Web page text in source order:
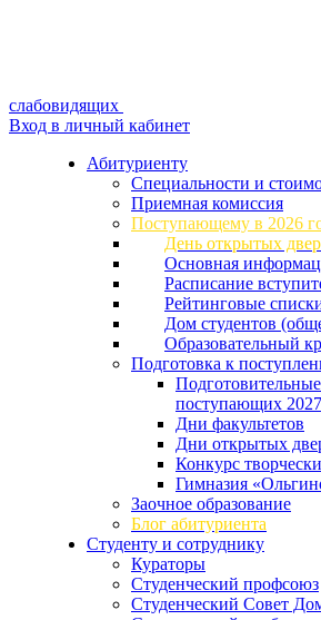
слабовидящих
Вход в личный кабинет
Абитуриенту
Специальности и
Приемная комиссия
Поступающему в 2026
День открытых
Основная
Расписание
Рейтинговые
Дом студентов
Образовательный
Подготовка к
поступающих
Дни факультетов
Дни открытых
Конкурс
Гимназия
Заочное образование
Блог абитуриента
Студенту и сотруднику
Кураторы
Студенческий профсоюз
Студенческий Совет